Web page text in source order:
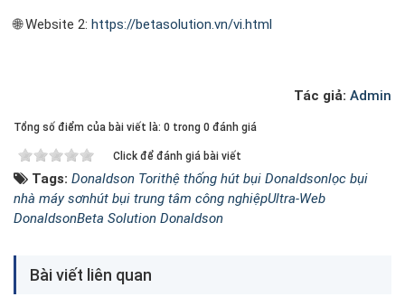
🌐 Website 2: https://betasolution.vn/vi.html
Tác giả: Admin
Tổng số điểm của bài viết là: 0 trong 0 đánh giá
Click để đánh giá bài viết
Tags: Donaldson Torithệ thống hút bụi Donaldsonlọc bụi
nhà máy sơnhút bụi trung tâm công nghiệpUltra-Web
DonaldsonBeta Solution Donaldson
Bài viết liên quan